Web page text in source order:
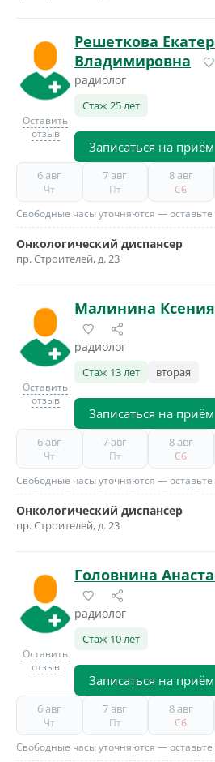
Оставить
отзыв
Решеткова
Владимировна
радиолог
Стаж 25 лет
Записаться на приём
6 авг
Чт
7 авг
Пт
8 авг
Сб
Свободные часы уточняются —
Онкологический диспансер
пр. Строителей, д. 23
Оставить
отзыв
Малинина
радиолог
Стаж 13 лет вторая
Записаться на приём
6 авг
Чт
7 авг
Пт
8 авг
Сб
Свободные часы уточняются —
Онкологический диспансер
пр. Строителей, д. 23
Оставить
отзыв
Головнина
радиолог
Стаж 10 лет
Записаться на приём
6 авг
Чт
7 авг
Пт
8 авг
Сб
Свободные часы уточняются —